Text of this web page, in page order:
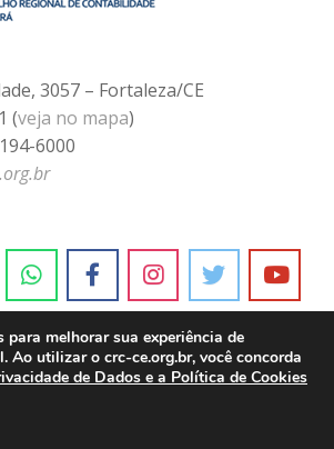
3057 – Fortaleza/CE
(veja no mapa)
6000
para melhorar sua experiência de
Ao utilizar o crc-ce.org.br, você concorda
de Dados e a Política de Cookies